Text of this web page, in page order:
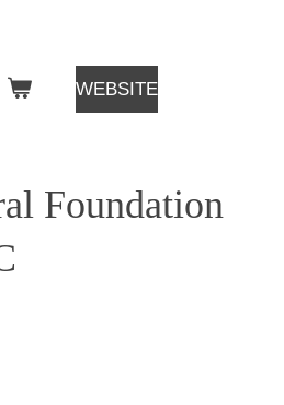
WEBSITE
Foundation